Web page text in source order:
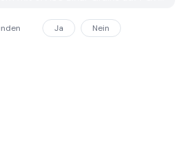
Ja Nein